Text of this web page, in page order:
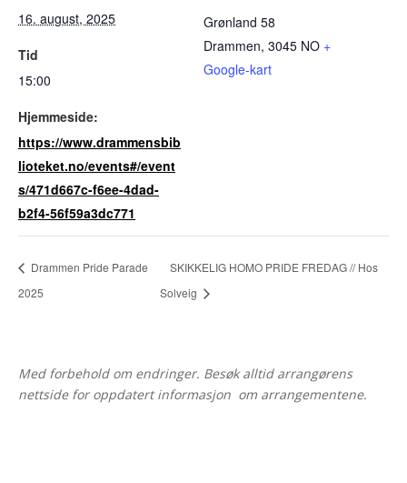
16. august, 2025
Tid
15:00
Hjemmeside:
https://www.drammensbib
lioteket.no/events#/event
s/471d667c-f6ee-4dad-
b2f4-56f59a3dc771
Grønland 58
Drammen, 3045 NO +
Google-kart
Drammen Pride Parade
2025
SKIKKELIG HOMO PRIDE FREDAG // Hos
Solveig
Med forbehold om endringer. Besøk alltid arrangørens
nettside for oppdatert informasjon om arrangementene.